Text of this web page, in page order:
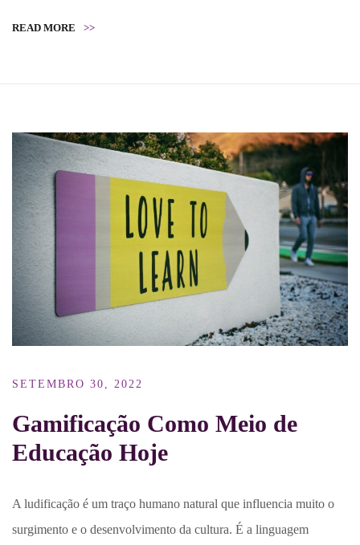
READ MORE >>
SETEMBRO 30, 2022
Gamificação Como Meio de
Educação Hoje
A ludificação é um traço humano natural que influencia muito o
surgimento e o desenvolvimento da cultura. É a linguagem